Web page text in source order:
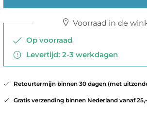
Voorraad in de
Op voorraad
Levertijd: 2-3 werkdagen
Retourtermijn binnen 30 dagen (met
Gratis verzending binnen Nederland vanaf 25,-